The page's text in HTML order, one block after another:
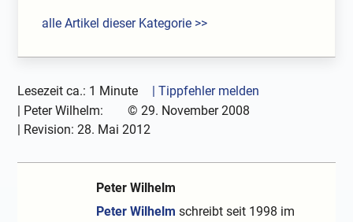
alle Artikel dieser Kategorie >>
Lesezeit ca.: 1 Minute
| Tippfehler melden
Peter Wilhelm: © 29. November 2008
| Revision:28. Mai 2012
Peter Wilhelm
Peter Wilhelm schreibt seit 1998 im